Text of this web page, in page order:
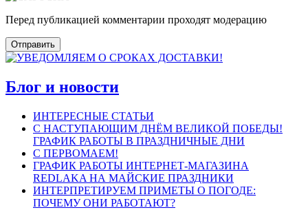
Перед публикацией комментарии проходят модерацию
Отправить
Блог и новости
ИНТЕРЕСНЫЕ СТАТЬИ
С НАСТУПАЮЩИМ ДНЁМ ВЕЛИКОЙ ПОБЕДЫ!
ГРАФИК РАБОТЫ В ПРАЗДНИЧНЫЕ ДНИ
С ПЕРВОМАЕМ!
ГРАФИК РАБОТЫ ИНТЕРНЕТ-МАГАЗИНА
REDLAKA НА МАЙСКИЕ ПРАЗДНИКИ
ИНТЕРПРЕТИРУЕМ ПРИМЕТЫ О ПОГОДЕ:
ПОЧЕМУ ОНИ РАБОТАЮТ?